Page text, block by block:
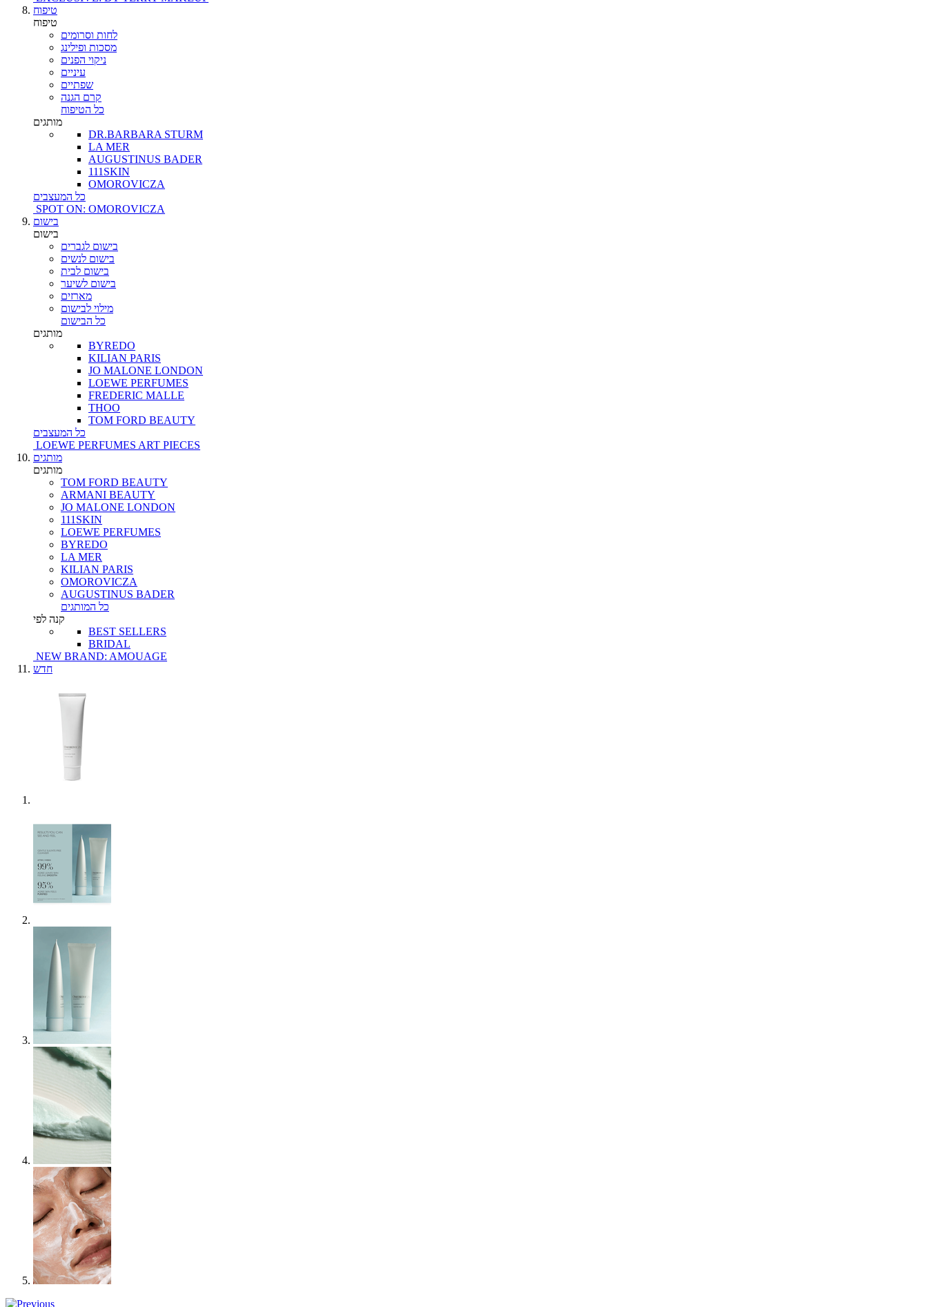
טיפוח
טיפוח
לחות וסרומים
מסכות ופילינג
ניקוי הפנים
עיניים
שפתיים
קרם הגנה
כל הטיפוח
מותגים
DR.BARBARA STURM
LA MER
AUGUSTINUS BADER
111SKIN
OMOROVICZA
כל המעצבים
SPOT ON: OMOROVICZA
בישום
בישום
בישום לגברים
בישום לנשים
בישום לבית
בישום לשיער
מארזים
מילוי לבישום
כל הבישום
מותגים
BYREDO
KILIAN PARIS
JO MALONE LONDON
LOEWE PERFUMES
FREDERIC MALLE
THOO
TOM FORD BEAUTY
כל המעצבים
LOEWE PERFUMES ART PIECES
מותגים
מותגים
TOM FORD BEAUTY
ARMANI BEAUTY
JO MALONE LONDON
111SKIN
LOEWE PERFUMES
BYREDO
LA MER
KILIAN PARIS
OMOROVICZA
AUGUSTINUS BADER
כל המותגים
קנה לפי
BEST SELLERS
BRIDAL
NEW BRAND: AMOUAGE
חדש